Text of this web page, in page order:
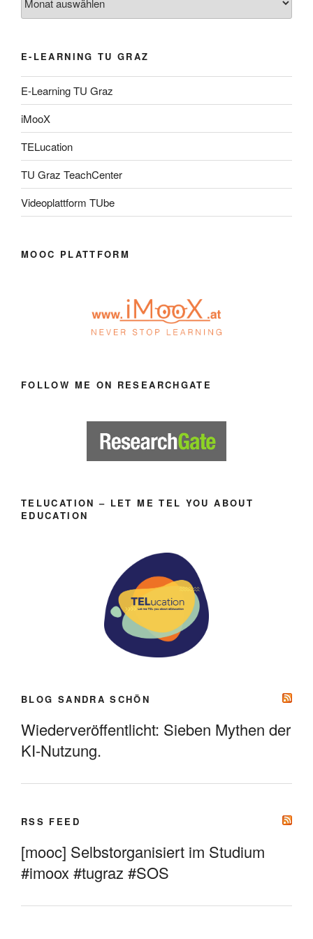
E-LEARNING TU GRAZ
E-Learning TU Graz
iMooX
TELucation
TU Graz TeachCenter
Videoplattform TUbe
MOOC PLATTFORM
FOLLOW ME ON RESEARCHGATE
TELUCATION – LET ME TEL YOU ABOUT
EDUCATION
BLOG SANDRA SCHÖN
Wiederveröffentlicht: Sieben Mythen der
KI-Nutzung.
RSS FEED
[mooc] Selbstorganisiert im Studium
#imoox #tugraz #SOS